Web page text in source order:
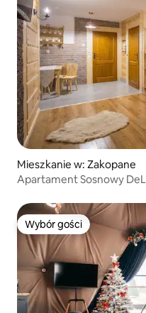
Mieszkanie w: Zakopane
Apartament Sosnowy
Wybór gości
Wybór gości